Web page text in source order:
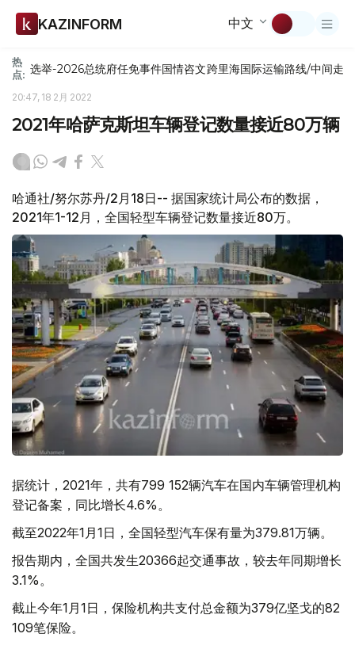
KAZINFORM 中文
热
点: 选举-2026总统府任免事件国情咨文跨里海国际运输路线/中间走廊
20:47, 18 2月 2022
2021年哈萨克斯坦车辆登记数量接近80万辆
哈通社/努尔苏丹/2月18日-- 据国家统计局公布的数据，
2021年1-12月，全国轻型车辆登记数量接近80万。
据统计，2021年，共有799 152辆汽车在国内车辆管理机构
登记备案，同比增长4.6%。
截至2022年1月1日，全国轻型汽车保有量为379.81万辆。
报告期内，全国共发生20366起交通事故，较去年同期增长
3.1%。
截止今年1月1日，保险机构共支付总金额为379亿坚戈的82
109笔保险。